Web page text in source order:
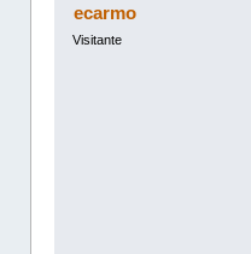
ecarmo
Visitante